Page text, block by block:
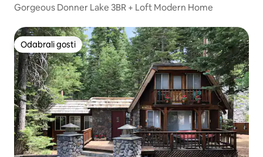
Gorgeous Donner Lake 3BR + Loft Modern Home
Odabrali gosti
Odabrali gosti